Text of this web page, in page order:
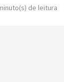
de leitura